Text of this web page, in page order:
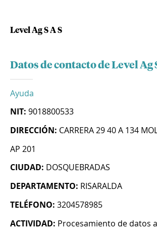
Level Ag S A S
Datos de contacto de Level Ag
Ayuda
NIT: 9018800533
DIRECCIÓN: CARRERA 29 40 A 134
AP 201
CIUDAD: DOSQUEBRADAS
DEPARTAMENTO: RISARALDA
TELÉFONO: 3204578985
ACTIVIDAD: Procesamiento de datos